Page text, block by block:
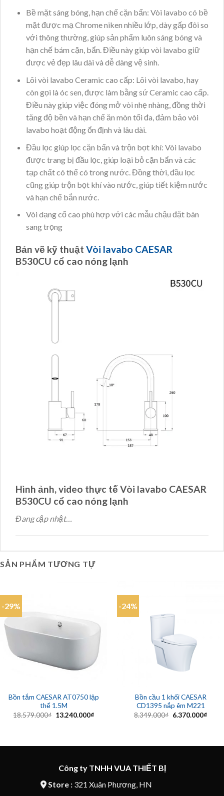
Bề mặt sáng bóng, hạn chế cặn bẩn: Vòi lavabo có bề
mặt được mạ Chrome niken nhiều lớp, dày gấp đôi so
với thông thường, giúp sản phẩm luôn sáng bóng và
hạn chế bám cặn, bẩn. Điều này giúp vòi lavabo giữ
được vẻ đẹp lâu dài và dễ dàng vệ sinh.
Lõi vòi lavabo Ceramic cao cấp: Lõi vòi lavabo, hay
còn gọi là óc sen, được làm bằng sứ Ceramic cao cấp.
Điều này giúp việc đóng mở vòi nhẹ nhàng, đồng thời
tăng độ bền và hạn chế ăn mòn tối đa, đảm bảo vòi
lavabo hoạt động ổn định và lâu dài.
Đầu lọc giúp lọc cặn bẩn và trộn bọt khí: Vòi lavabo
được trang bị đầu lọc, giúp loại bỏ cặn bẩn và các
tạp chất có thể có trong nước. Đồng thời, đầu lọc
cũng giúp trộn bọt khí vào nước, giúp tiết kiệm nước
và hạn chế bắn nước.
Vòi dạng cổ cao phù hợp với các mẫu chậu đặt bàn
sang trọng
Bản vẽ kỹ thuật Vòi lavabo CAESAR
B530CU cổ cao nóng lạnh
Hình ảnh, video thực tế Vòi lavabo CAESAR
B530CU cổ cao nóng lạnh
Đang cập nhật…
SẢN PHẨM TƯƠNG TỰ
-29%
Bồn tắm CAESAR AT0750 lập
thể 1.5M
18.579.000₫ Giá
13.240.000₫Giá
-24%
Bồn cầu 1 khối CAESAR
CD1395 nắp êm M221
8.349.000₫ Giá
6.370.000₫Giá
Công ty TNHH VUA THIẾT BỊ
Store :321 Xuân Phương, HN